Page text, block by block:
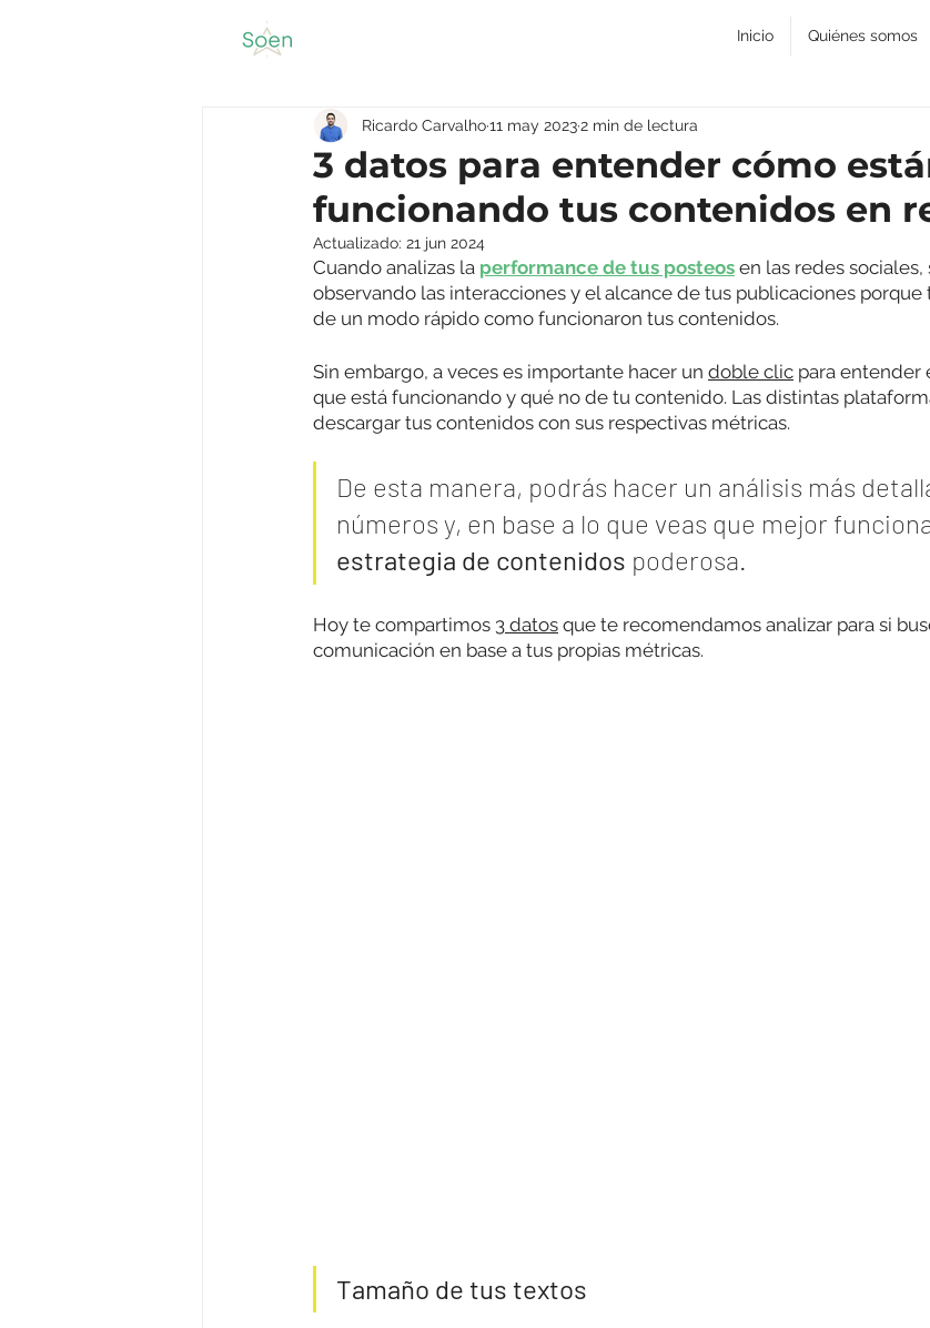
Inicio Quiénes somos
3 datos para entender cómo
funcionando tus contenidos en
Ricardo Carvalho11 may 20232 min de lectura
Actualizado: 21 jun 2024
Cuando analizas la performance de tus posteos en las redes
observando las interacciones y el alcance de tus publicaciones
de un modo rápido como funcionaron tus contenidos.
Sin embargo, a veces es importante hacer un doble clic para entender
que está funcionando y qué no de tu contenido. Las distintas
descargar tus contenidos con sus respectivas métricas.
De esta manera, podrás hacer un análisis más
números y, en base a lo que veas que mejor
estrategia de contenidos poderosa.
Hoy te compartimos 3 datos que te recomendamos analizar para si
comunicación en base a tus propias métricas.
Tamaño de tus textos